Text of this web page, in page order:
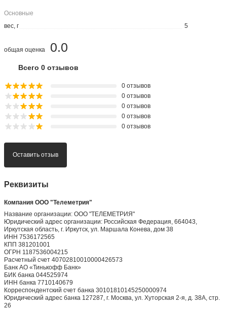
Основные
вес, г
5
0.0
общая оценка
Всего 0 отзывов
0 отзывов
0 отзывов
0 отзывов
0 отзывов
0 отзывов
Оставить отзыв
Реквизиты
Компания ООО "Телеметрия"
Название организации: ООО "ТЕЛЕМЕТРИЯ"
Юридический адрес организации: Российская Федерация, 664043,
Иркутская область, г. Иркутск, ул. Маршала Конева, дом 38
ИНН 7536172565
КПП 381201001
ОГРН 1187536004215
Расчетный счет 40702810010000426573
Банк АО «Тинькофф Банк»
БИК банка 044525974
ИНН банка 7710140679
Корреспондентский счет банка 30101810145250000974
Юридический адрес банка 127287, г. Москва, ул. Хуторская 2-я, д. 38А, стр.
26